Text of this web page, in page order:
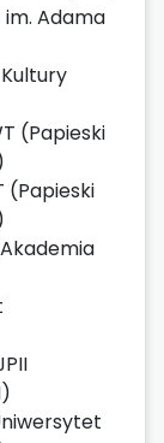
Adama
(Papieski
(Papieski